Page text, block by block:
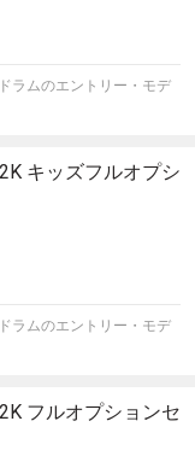
ラムのエントリー・モデ
キッズフルオプシ
ラムのエントリー・モデ
フルオプションセ